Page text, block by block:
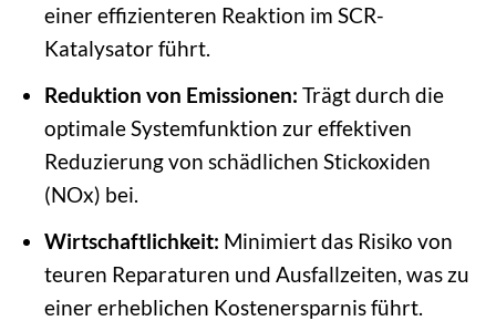
einer effizienteren Reaktion im SCR-
Katalysator führt.
Reduktion von Emissionen: Trägt durch die
optimale Systemfunktion zur effektiven
Reduzierung von schädlichen Stickoxiden
(NOx) bei.
Wirtschaftlichkeit: Minimiert das Risiko von
teuren Reparaturen und Ausfallzeiten, was zu
einer erheblichen Kostenersparnis führt.